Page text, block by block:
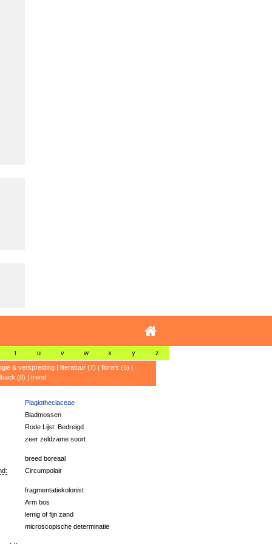
t u v w x y z
& verspreiding| literatuur (7) | flora's (5) |
(0) | trend
Plagiotheciaceae
Bladmossen
Rode Lijst: Bedreigd
zeer zeldzame soort
breed boreaal
Circumpolair
fragmentatiekolonist
Arm bos
lemig of fijn zand
microscopische determinatie